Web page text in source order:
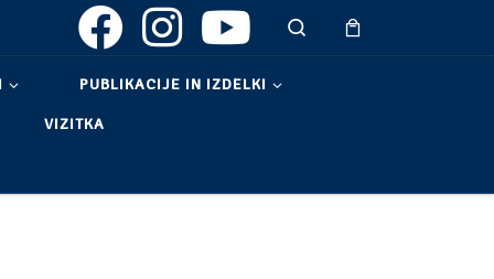
Search
PUBLIKACIJE IN IZDELKI
VIZITKA